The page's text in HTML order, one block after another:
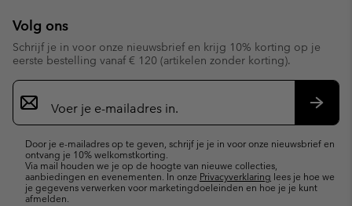
Volg ons
Schrijf je in voor onze nieuwsbrief en krijg 10% korting op je
eerste bestelling vanaf € 120 (artikelen zonder korting).
Aanmelden
voor
e-
Door je e-mailadres op te geven, schrijf je je in voor onze nieuwsbrief en
ontvang je 10% welkomstkorting.
Via mail houden we je op de hoogte van nieuwe collecties,
aanbiedingen en evenementen. In onze Privacyverklaring lees je hoe we
je gegevens verwerken voor marketingdoeleinden en hoe je je kunt
afmelden.